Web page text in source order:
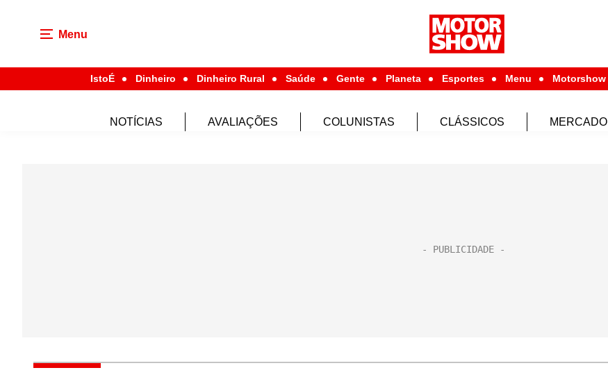
Menu
IstoÉ Dinheiro Dinheiro Rural Saúde Gente Planeta Esportes Menu Motorshow
NOTÍCIAS AVALIAÇÕES COLUNISTAS CLÁSSICOS MERCADO